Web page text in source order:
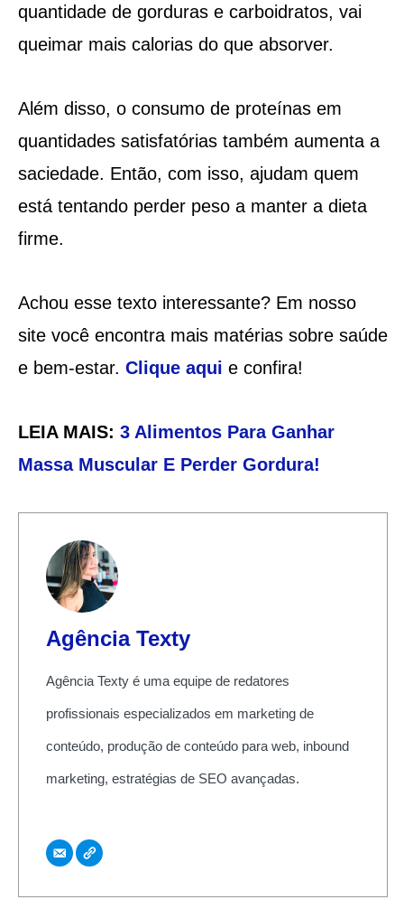
quantidade de gorduras e carboidratos, vai
queimar mais calorias do que absorver.
Além disso, o consumo de proteínas em
quantidades satisfatórias também aumenta a
saciedade. Então, com isso, ajudam quem
está tentando perder peso a manter a dieta
firme.
Achou esse texto interessante? Em nosso
site você encontra mais matérias sobre saúde
e bem-estar. Clique aqui e confira!
LEIA MAIS: 3 Alimentos Para Ganhar
Massa Muscular E Perder Gordura!
Agência Texty
Agência Texty é uma equipe de redatores
profissionais especializados em marketing de
conteúdo, produção de conteúdo para web, inbound
marketing, estratégias de SEO avançadas.